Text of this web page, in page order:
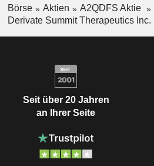
Börse Aktien
A2QDFS Aktie
Derivate Summit Therapeutics Inc.
Seit über 20 Jahren
an Ihrer Seite